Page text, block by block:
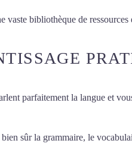
vaste bibliothèque de
parfaitement la langue et
sûr la grammaire, le